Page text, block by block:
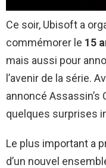
Ce soir, Ubisoft a
commémorer le 15
mais aussi pour
l’avenir de la série.
annoncé Assassin’s
quelques surprises
Le plus important a
d’un nouvel